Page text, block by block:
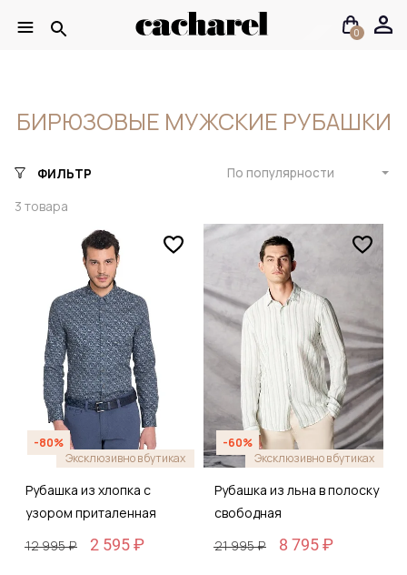
0
БИРЮЗОВЫЕ МУЖСКИЕ РУБАШКИ
ФИЛЬТР
3 товара
По популярности
-80%
Эксклюзивно в бутиках
Рубашка из хлопка с
узором приталенная
12 995 ₽
2 595 ₽
-60%
Эксклюзивно в бутиках
Рубашка из льна в полоску
свободная
21 995 ₽
8 795 ₽